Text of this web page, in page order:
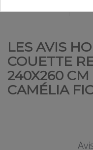
LES AVIS
COUETTE
240X260 CM
CAMÉLIA